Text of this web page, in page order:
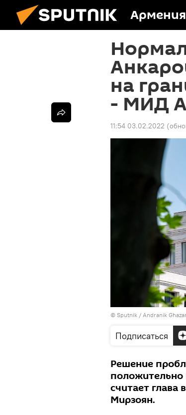
Армения
на
- МИД
11:54 03.02.2022
© Sputnik / Andranik
Подписаться
Решение
положительно
считает глава
Мирзоян.